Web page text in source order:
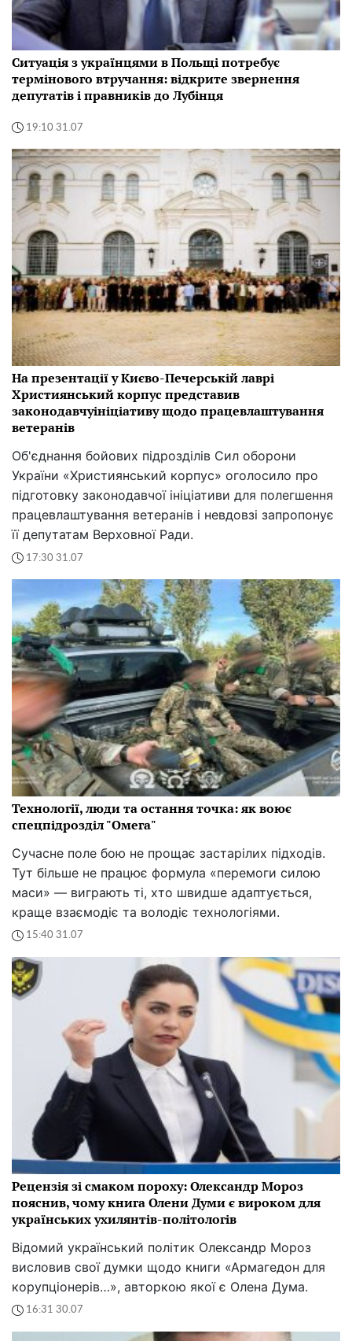
Ситуація з українцями в Польщі потребує
термінового втручання: відкрите звернення
депутатів і правників до Лубінця
19:10 31.07
На презентації у Києво-Печерській лаврі
Християнський корпус представив
законодавчуініціативу щодо працевлаштування
ветеранів
Об'єднання бойових підрозділів Сил оборони
України «Християнський корпус» оголосило про
підготовку законодавчої ініціативи для полегшення
працевлаштування ветеранів і невдовзі запропонує
її депутатам Верховної Ради.
17:30 31.07
Технології, люди та остання точка: як воює
спецпідрозділ "Омега"
Сучасне поле бою не прощає застарілих підходів.
Тут більше не працює формула «перемоги силою
маси» — виграють ті, хто швидше адаптується,
краще взаємодіє та володіє технологіями.
15:40 31.07
Рецензія зі смаком пороху: Олександр Мороз
пояснив, чому книга Олени Думи є вироком для
українських ухилянтів-політологів
Відомий український політик Олександр Мороз
висловив свої думки щодо книги «Армагедон для
корупціонерів…», авторкою якої є Олена Дума.
16:31 30.07